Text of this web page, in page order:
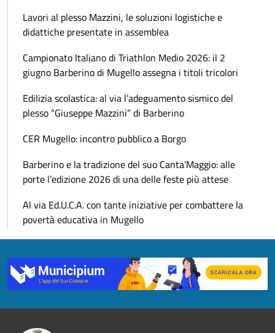
Lavori al plesso Mazzini, le soluzioni logistiche e
didattiche presentate in assemblea
Campionato Italiano di Triathlon Medio 2026: il 2
giugno Barberino di Mugello assegna i titoli tricolori
Edilizia scolastica: al via l’adeguamento sismico del
plesso “Giuseppe Mazzini” di Barberino
CER Mugello: incontro pubblico a Borgo
Barberino e la tradizione del suo Canta’Maggio: alle
porte l’edizione 2026 di una delle feste più attese
Al via Ed.U.C.A. con tante iniziative per combattere la
povertà educativa in Mugello